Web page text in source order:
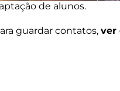
de alunos.
guardar contatos, ver